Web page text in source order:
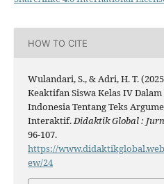
HOW TO CITE
Wulandari, S., & Adri, H. T.
Keaktifan Siswa Kelas IV
Indonesia Tentang Teks
Interaktif.Didaktik Global :
96-107.
https://
ew/24